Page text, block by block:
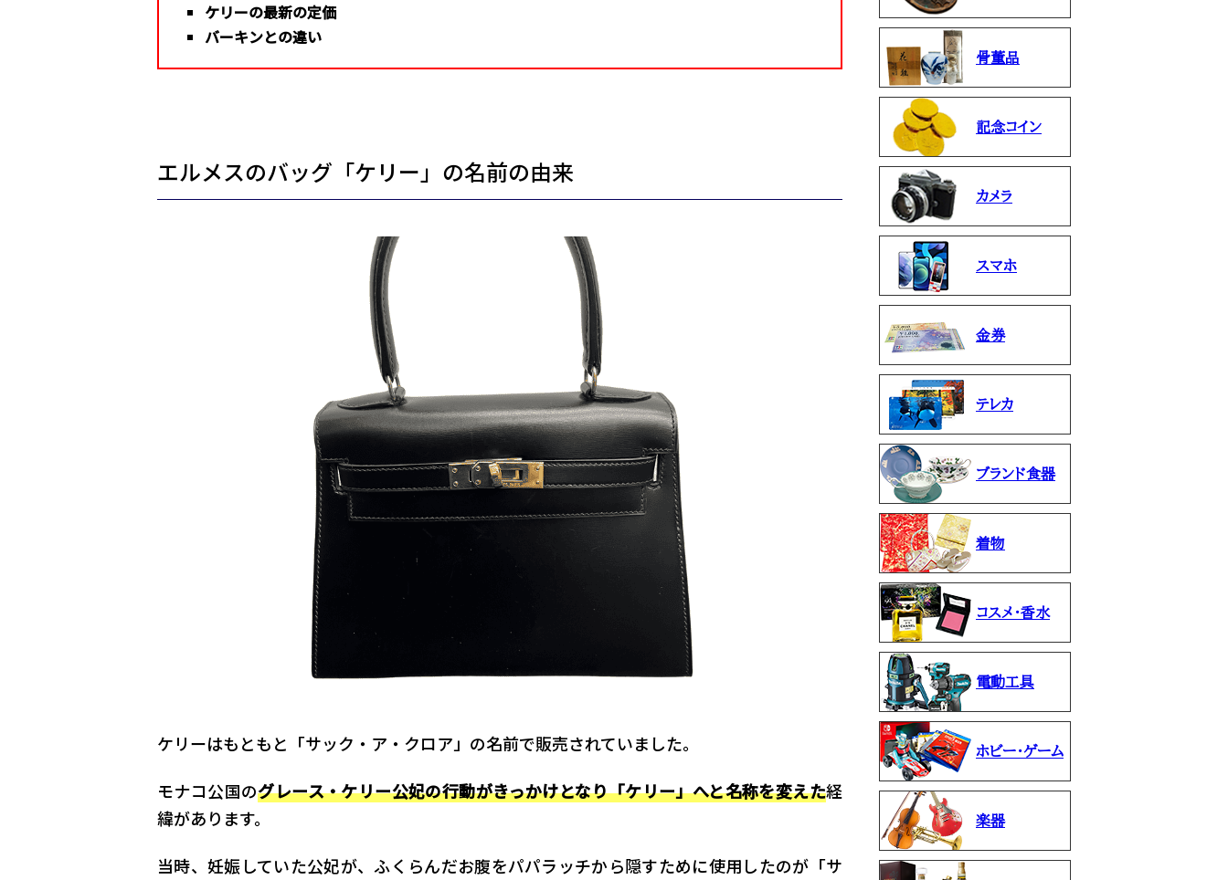
ケリーの最新の定価
バーキンとの違い
エルメスのバッグ「ケリー」の名前の由来
ケリーはもともと「サック・ア・クロア」の名前で販売されていました。
モナコ公国のグレース・ケリー公妃の行動がきっかけとなり「ケリー」へと名称を変えた経
緯があります。
当時、妊娠していた公妃が、ふくらんだお腹をパパラッチから隠すために使用したのが「サ
骨董品
記念コイン
カメラ
スマホ
金券
テレカ
ブランド食器
着物
コスメ・香水
電動工具
ホビー・ゲーム
楽器